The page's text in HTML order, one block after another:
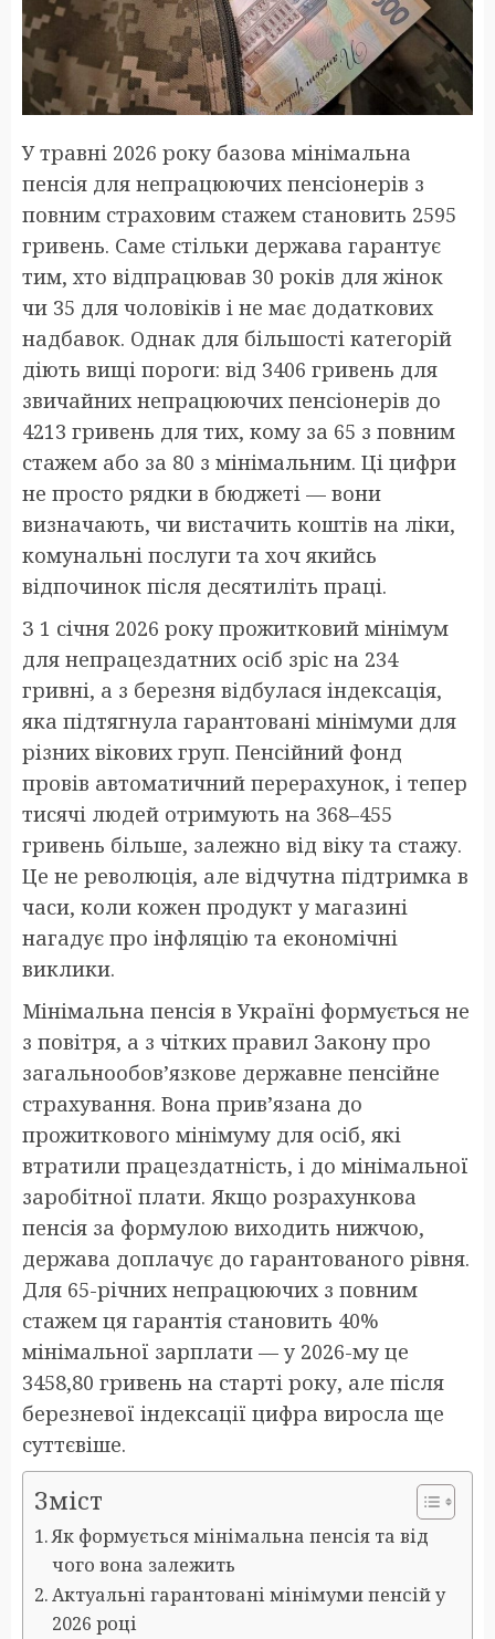
У травні 2026 року базова мінімальна
пенсія для непрацюючих пенсіонерів з
повним страховим стажем становить 2595
гривень. Саме стільки держава гарантує
тим, хто відпрацював 30 років для жінок
чи 35 для чоловіків і не має додаткових
надбавок. Однак для більшості категорій
діють вищі пороги: від 3406 гривень для
звичайних непрацюючих пенсіонерів до
4213 гривень для тих, кому за 65 з повним
стажем або за 80 з мінімальним. Ці цифри
не просто рядки в бюджеті — вони
визначають, чи вистачить коштів на ліки,
комунальні послуги та хоч якийсь
відпочинок після десятиліть праці.
З 1 січня 2026 року прожитковий мінімум
для непрацездатних осіб зріс на 234
гривні, а з березня відбулася індексація,
яка підтягнула гарантовані мінімуми для
різних вікових груп. Пенсійний фонд
провів автоматичний перерахунок, і тепер
тисячі людей отримують на 368–455
гривень більше, залежно від віку та стажу.
Це не революція, але відчутна підтримка в
часи, коли кожен продукт у магазині
нагадує про інфляцію та економічні
виклики.
Мінімальна пенсія в Україні формується не
з повітря, а з чітких правил Закону про
загальнообов’язкове державне пенсійне
страхування. Вона прив’язана до
прожиткового мінімуму для осіб, які
втратили працездатність, і до мінімальної
заробітної плати. Якщо розрахункова
пенсія за формулою виходить нижчою,
держава доплачує до гарантованого рівня.
Для 65-річних непрацюючих з повним
стажем ця гарантія становить 40%
мінімальної зарплати — у 2026-му це
3458,80 гривень на старті року, але після
березневої індексації цифра виросла ще
суттєвіше.
Зміст
Як формується мінімальна пенсія та від
чого вона залежить
Актуальні гарантовані мінімуми пенсій у
2026 році